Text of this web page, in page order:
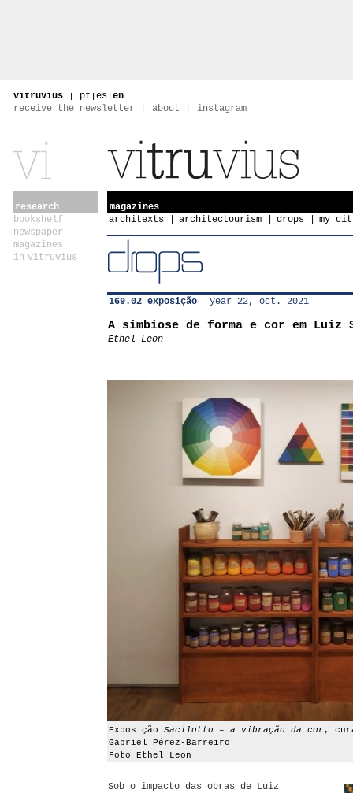
vitruvius | pt | es | en
receive the newsletter
about instagram
research
bookshelf
newspaper
magazines
in vitruvius
magazines
architexts
architectourism drops my
169.02 exposição year 22, oct. 2021
A simbiose de forma e cor em Luiz
Ethel Leon
Exposição Sacilotto – a vibração da cor ,
Gabriel Pérez-Barreiro
Foto Ethel Leon
Sob o impacto das obras de Luiz